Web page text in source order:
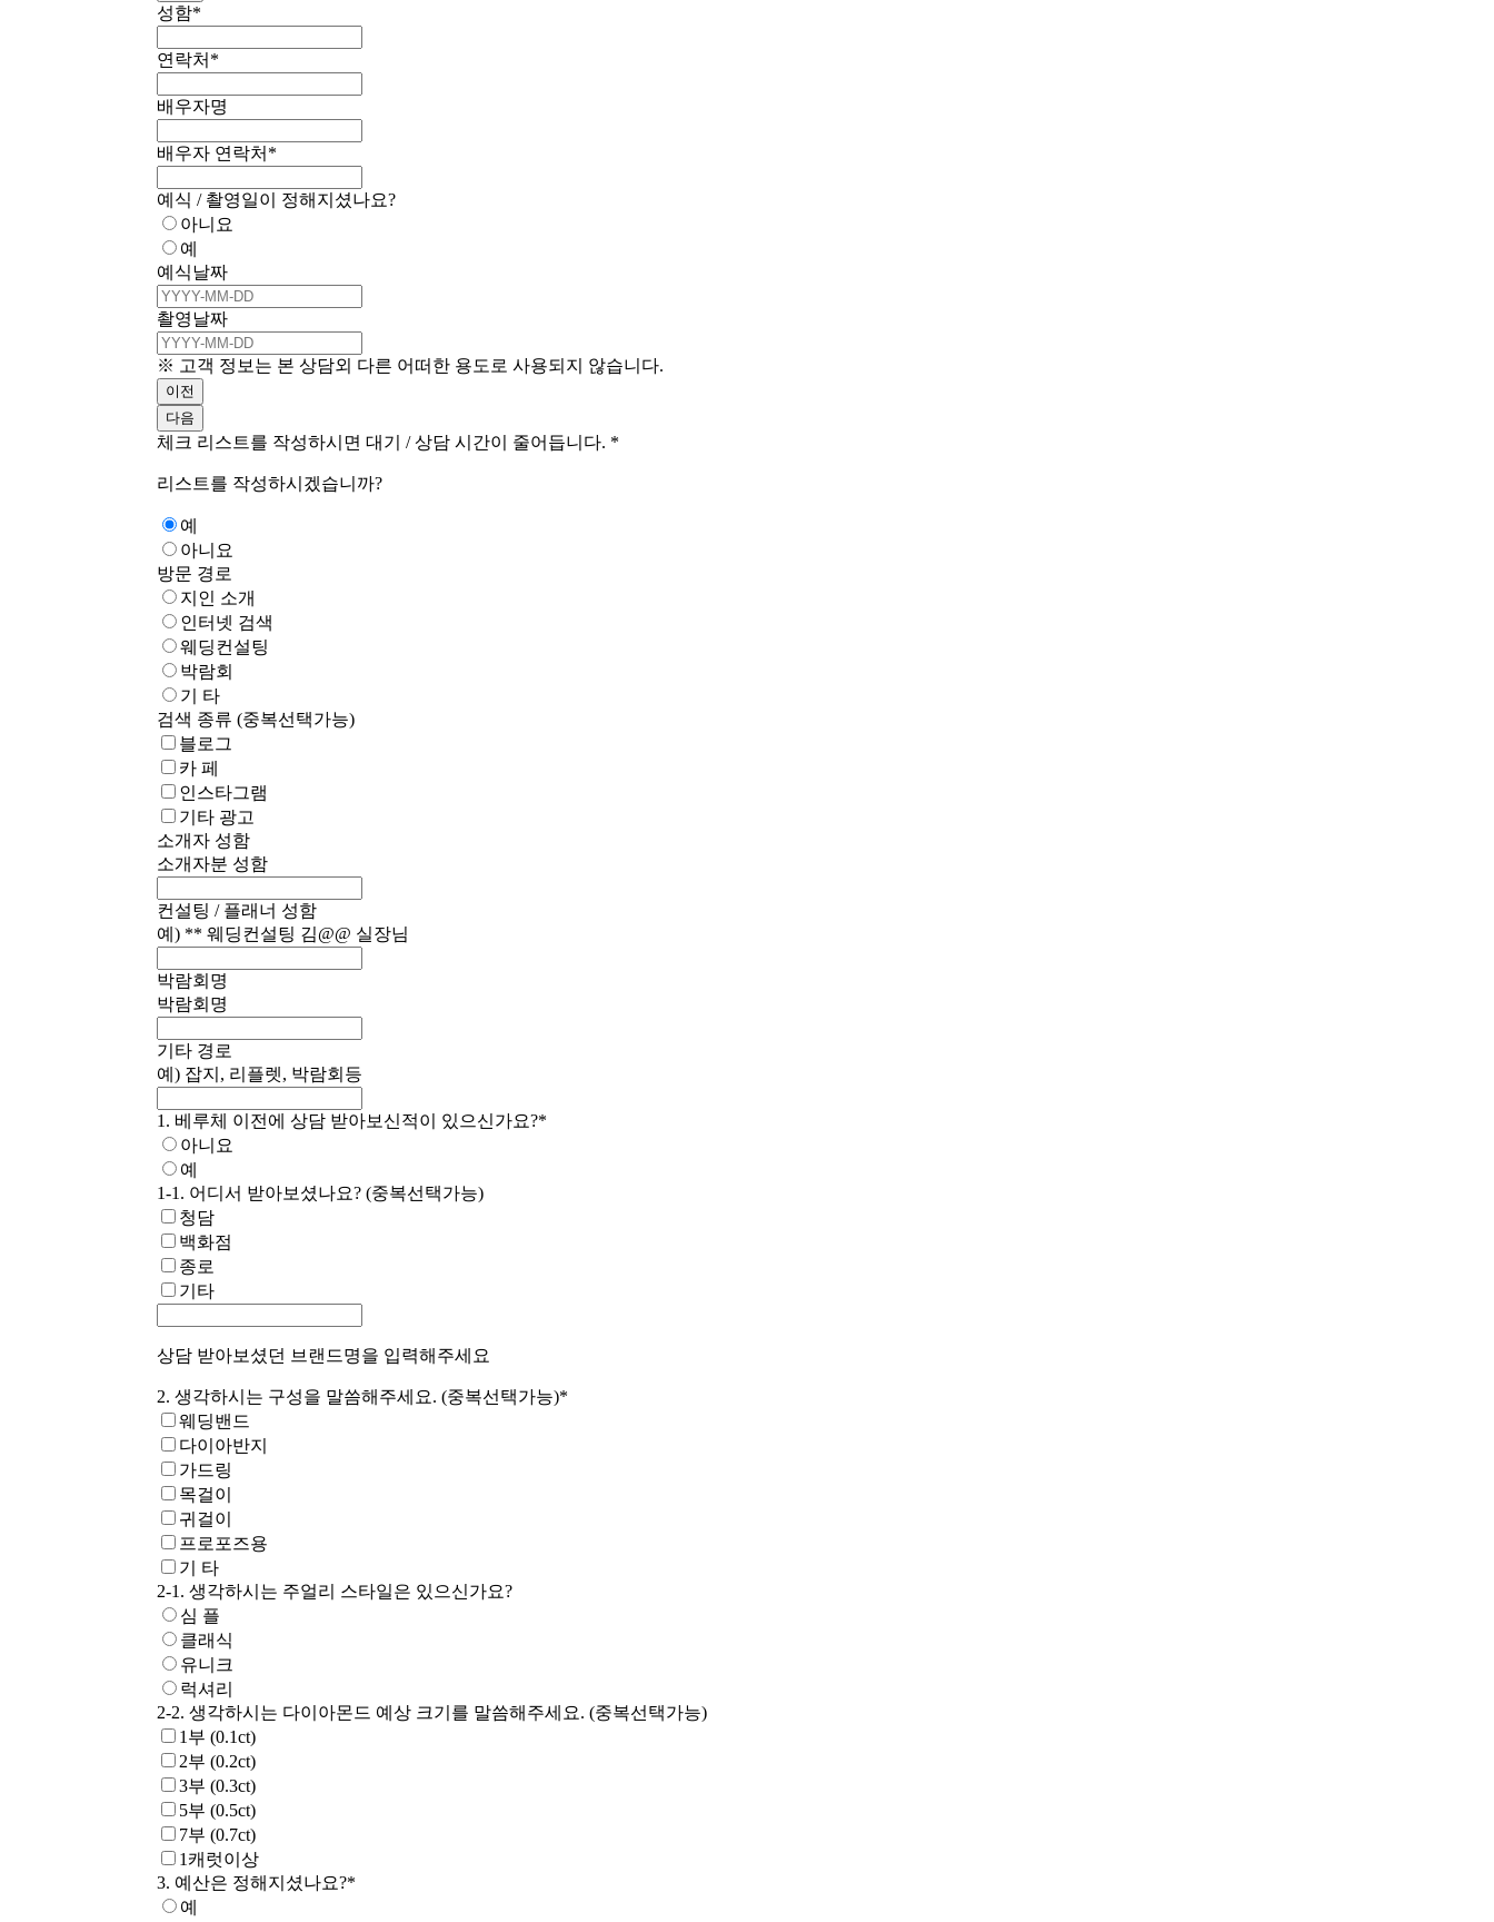
성함*
연락처 *
배우자명
배우자 연락처 *
예식 / 촬영일이 정해지셨나요?
아니요
예
예식날짜
촬영날짜
※ 고객 정보는 본 상담외 다른 어떠한 용도로 사용되지 않습니다.
이전
다음
체크 리스트를 작성하시면 대기 / 상담 시간이 줄어듭니다. *
리스트를 작성하시겠습니까?
예
아니요
방문 경로
지인 소개
인터넷 검색
웨딩컨설팅
박람회
기 타
검색 종류 (중복선택가능)
블로그
카 페
인스타그램
기타 광고
소개자 성함
소개자분 성함
컨설팅 / 플래너 성함
예) ** 웨딩컨설팅 김@@ 실장님
박람회명
박람회명
기타 경로
예) 잡지, 리플렛, 박람회등
1. 베루체 이전에 상담 받아보신적이 있으신가요?*
아니요
예
1-1. 어디서 받아보셨나요? (중복선택가능)
청담
백화점
종로
기타
상담 받아보셨던 브랜드명을 입력해주세요
2. 생각하시는 구성을 말씀해주세요. (중복선택가능)*
웨딩밴드
다이아반지
가드링
목걸이
귀걸이
프로포즈용
기 타
2-1. 생각하시는 주얼리 스타일은 있으신가요?
심 플
클래식
유니크
럭셔리
2-2. 생각하시는 다이아몬드 예상 크기를 말씀해주세요. (중복선택가능)
1부 (0.1ct)
2부 (0.2ct)
3부 (0.3ct)
5부 (0.5ct)
7부 (0.7ct)
1캐럿이상
3. 예산은 정해지셨나요?*
예